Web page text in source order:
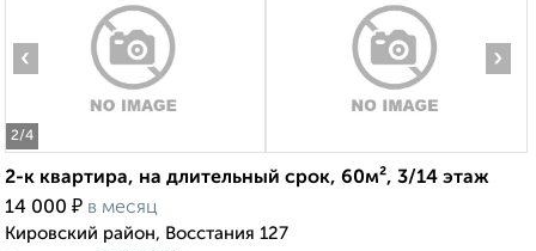
2/4
‹ ›
2-к квартира, на длительный срок, 60м², 3/14 этаж
14 000 ₽ в месяц
Кировский район, Восстания 127